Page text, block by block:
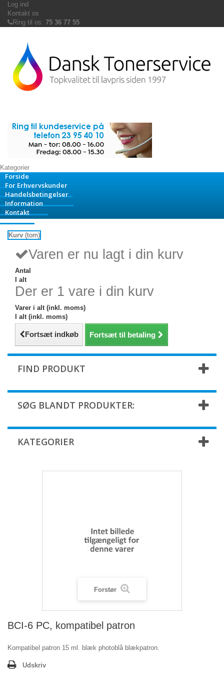
Log ind
Kontakt os
Ring til os: 75 36 77 55
Kategorier
Forside
For Erhvervskunder
Handelsbetingelser
Information
Kontakt
Kurv (tom)
Varen er nu lagt i din kurv
Antal
I alt
Der er 1 vare i din kurv
Varer i alt (inkl. moms)
I alt (inkl. moms)
Fortsæt indkøb Fortsæt til betaling
FIND PRODUKT
SØG BLANDT PRODUKTER:
KATEGORIER
Forstør
BCI-6 PC, kompatibel patron
Kompatibel patron 15 ml. blæk photoblå blækpatron.
Udskriv